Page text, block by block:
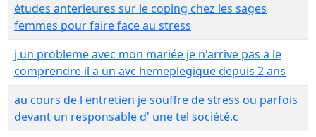
études anterieures sur le coping chez les sages
femmes pour faire face au stress
j un probleme avec mon mariée je n'arrive pas a le
comprendre il a un avc hemeplegique depuis 2 ans
au cours de l entretien je souffre de stress ou parfois
devant un responsable d' une tel société.c